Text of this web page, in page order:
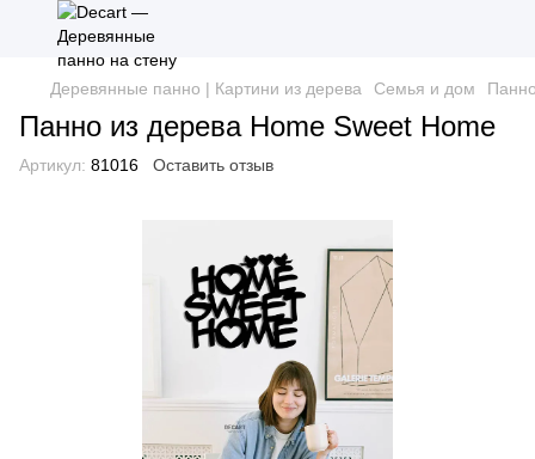
Деревянные панно | Картини из дерева Семья и дом
Панно из дерева Home Sweet Home
Артикул: 81016 Оставить отзыв